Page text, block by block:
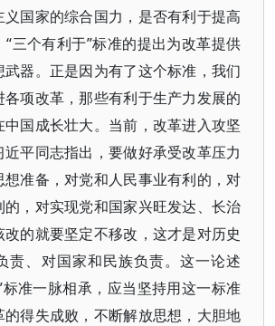
国家的综合国力，是否有利于提高
“三个有利于”标准的提出为改革提供
器。正是因为有了这个标准，我们
项改革，那些有利于生产力发展的
国成长壮大。当前，改革进入攻坚
平同志指出，要做好承受改革压力
准备，对党和人民事业有利的，对
，对实现党和国家兴旺发达、长治
的就要坚定不移改，这才是对历史
责、对国家和民族负责。这一论述
标准一脉相承，应当坚持用这一标准
得失成败，不断解放思想，大胆地